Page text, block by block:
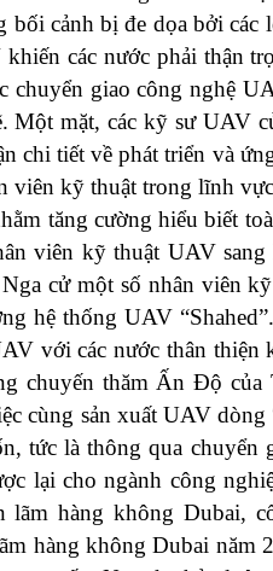
bối cảnh bị đe dọa bởi
các nước phải thận
chuyển giao công nghệ
Một mặt, các kỹ sư UAV
chi tiết về phát triển và
viên kỹ thuật trong lĩnh
tăng cường hiểu biết
viên kỹ thuật UAV
cử một số nhân viên
hệ thống UAV
với các nước thân thiện
chuyến thăm Ấn Độ
cùng sản xuất UAV
tức là thông qua
lại cho ngành công
lãm hàng không Dubai,
hàng không Dubai năm